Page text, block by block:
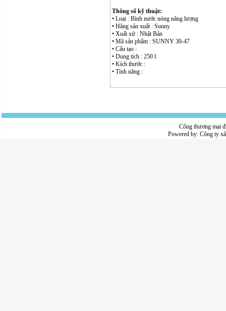
Thông số kỹ thuật:
• Loại : Bình nước nóng năng lượng
• Hãng sản xuất : Sunny
• Xuất xứ : Nhật Bản
• Mã sản phẩm : SUNNY 30-47
• Cấu tạo :
• Dung tích : 250 l
• Kích thước :
• Tính năng :
Cổng thương mại
Powered by: Công ty